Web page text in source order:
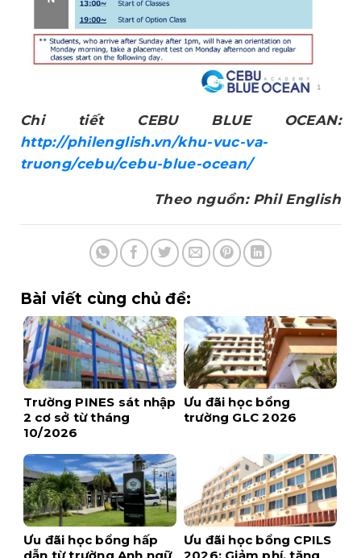
Chi tiết CEBU BLUE OCEAN:
http://philenglish.vn/khu-vuc-va-
truong/cebu/cebu-blue-ocean/
Theo nguồn: Phil English
Bài viết cùng chủ đề:
Trường PINES sát nhập
2 cơ sở từ tháng
10/2026
Ưu đãi học bổng
trường GLC 2026
Ưu đãi học bổng hấp
Ưu đãi học bổng CPILS